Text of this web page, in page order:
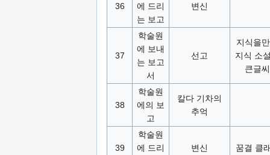
36
에 드리
는 보고
변신
37
학술원
에 보내
는 보고
서
선고
지식을
지식 소
큰글
38
학술원
에의 보
고
칼다 기차의
추억
39
학술원
에 드리
변신 꿈결 클